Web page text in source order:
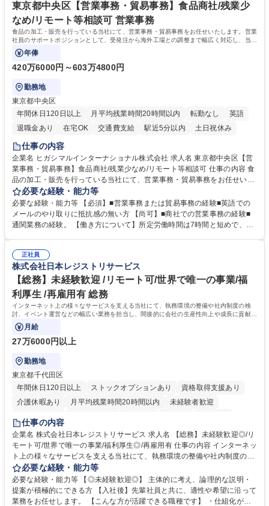
社員から頼られる存在になることができます。平均19:30の退勤以降の業
務の持ち帰りも禁止されており、メリハリのある働き方となります。 学
歴・資格 学歴：大学院 大学 高専 短大 語学力： 資格：
東京都中央区【営業事務・貿易事務】食品商社/残業少
なめ/リモート等相談可 営業事務
食品の加工・販売を行っている当社にて、営業事務・貿易事務をお任せいたします。営業
社員のサポートポジションとして、受発注から海外工場との調整まで幅広く対応し、当社
事業の根幹を支えていただきます。
年俸
420万6000円～603万4800円
勤務地
東京都中央区
年間休日120日以上
月平均残業時間20時間以内 転勤なし
英語
退職金あり
在宅OK 交通費支給 駅近5分以内 土日祝休み
仕事の内容
企業名 ヒガシマルインターナショナル株式会社 求人名 東京都中央区【営
業事務・貿易事務】食品商社/残業少なめ/リモート等相談可 仕事の内容 食
品の加工・販売を行っている当社にて、営業事務・貿易事務をお任せいた
します。営業社員のサポートポジションとして、受発注から海外工場との
調整まで幅広く対応し、当社事業の根幹を支えていただきます。 ■受発注
業務、請求書発行 ■海外工場とのスケジュール調整 ■在庫管理 ■輸入書類
の確認・作成 ■配送手配 ■通関業者を通して行う輸出入業全般 ■倉庫との
ルプロデュースしているため、商品に関わる全ての業務をサポート頂きま
す。 募集職種 東京都中央区【営業事務・貿易事務】食品商社/残業少なめ/
リモート等相談可
必要な経験・能力等
必要な経験・能力等 【必須】■営業事務または貿易事務の経験■英語での
メールのやり取りに抵抗感の無い方 【尚可】■商社での営業事務の経験■
通関業務の経験。 【働き方について】所定労働時間は7時間と短めで、残
の強み】1991年の設立以来、外食産業を中心としたお客様の多様なニー
ズに沿った冷凍水産物等の生産・輸入・販売を一貫して手掛けています。
自社工場と海外拠点の強固な連携によるワンストップサービスが最大の強
みです。 学歴・資格 学歴：大学院 大学 語学力：英語 資格：
正社員
株式会社日本レジストリサービス
【総務】未経験歓迎 /リモート可/世界で唯一の事業/福
利厚生 /再雇用有 総務
インターネット上の様々なサービスを支える当社にて、執務環境の整備や社内制度の検
討、イベント運営などの幅広い業務を担当し、間接的に会社の生産性向上や成長に貢献し
ている部署です。
月給
27万6000円以上
勤務地
東京都千代田区
年間休日120日以上
ストックオプションあり
資格取得支援あり
介護休暇あり
月平均残業時間20時間以内
未経験者歓迎
住宅手当あり
完全週休2日制
交通費支給 駅近5分以内 土日祝休み 服装自由
仕事の内容
企業名 株式会社日本レジストリサービス 求人名 【総務】未経験歓迎◎/リ
モート可/世界で唯一の事業/福利厚生◎/再雇用有 仕事の内容 インターネッ
ト上の様々なサービスを支える当社にて、執務環境の整備や社内制度の検
討、イベント運営などの幅広い業務を担当し、間接的に会社の生産性向上
や成長に貢献している部署です。 会社の全メンバーが安心して長く成果を
発揮できる環境を整えるために、毎日のメンテナンスや維持管理に加え、
新たな施策検討を積極的に行っていただき、会社全体を巻き込み課題解決
必要な経験・能力等
必要な経験・能力等 【◎未経験歓迎◎】 主体的に考え、論理的な説明・
提案が積極的にできる方 【入社後】先輩社員と共に、適性や希望に沿って
業務をお任せします。 【こんな方が活躍できる職種です】 ・仕組化が好